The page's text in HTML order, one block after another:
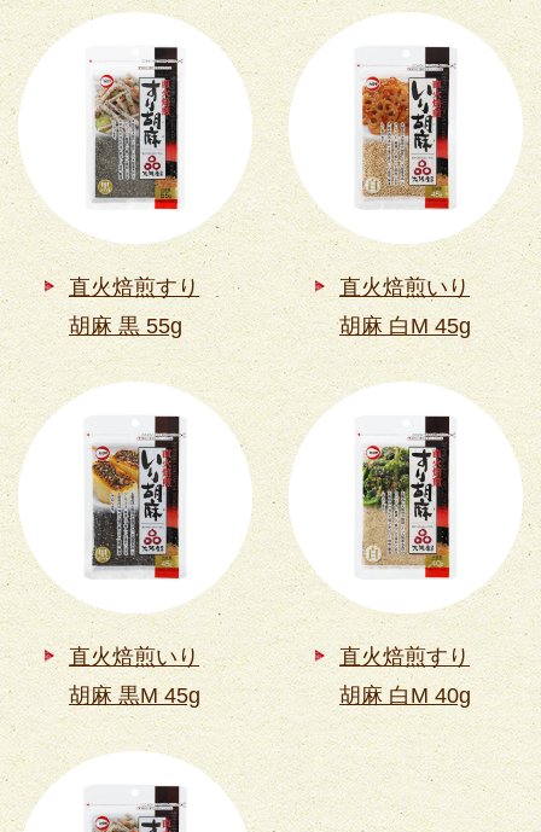
直火焙煎すり
胡麻 黒 55g
直火焙煎いり
胡麻 白M 45g
直火焙煎いり
胡麻 黒M 45g
直火焙煎すり
胡麻 白M 40g